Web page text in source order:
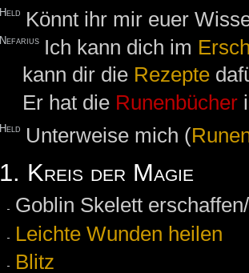
Held Könnt ihr mir euer
Nefarius Ich kann dich im
kann dir die Rezepte
Er hat die Runenbücher
Held Unterweise mich (
1. Kreis der Magie
Goblin Skelett erschaffen/
Leichte Wunden heilen
Blitz